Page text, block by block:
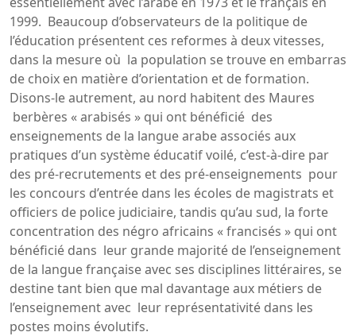
1999. Beaucoup d’observateurs de la politique de
l’éducation présentent ces reformes à deux vitesses,
dans la mesure où la population se trouve en embarras
de choix en matière d’orientation et de formation.
Disons-le autrement, au nord habitent des Maures
berbères « arabisés » qui ont bénéficié des
enseignements de la langue arabe associés aux
pratiques d’un système éducatif voilé, c’est-à-dire par
des pré-recrutements et des pré-enseignements pour
les concours d’entrée dans les écoles de magistrats et
officiers de police judiciaire, tandis qu’au sud, la forte
concentration des négro africains « francisés » qui ont
bénéficié dans leur grande majorité de l’enseignement
de la langue française avec ses disciplines littéraires, se
destine tant bien que mal davantage aux métiers de
l’enseignement avec leur représentativité dans les
postes moins évolutifs.